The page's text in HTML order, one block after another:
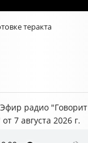
теракта
радио "Говорит
7 августа 2026 г.